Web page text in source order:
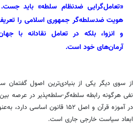
«تعامل‌گرایی ضدنظام سلطه» باید جست.
هویت ضدسلطه‌گر جمهوری اسلامی را
و انزوا، بلکه در تعامل نقادانه با
آرمان‌های خود است.
از سوی دیگر یکی از بنیادی‌ترین اصول گفتمان
نفی هرگونه رابطه سلطه‌گر-سلطه‌پذیر در عرصه
در آموزه قرآن و اصل ۱۵۲ قانون
ابعاد سیاست خارجی جاری است.